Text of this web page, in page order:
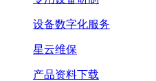
设备数字化服务
星云维保
产品资料下载